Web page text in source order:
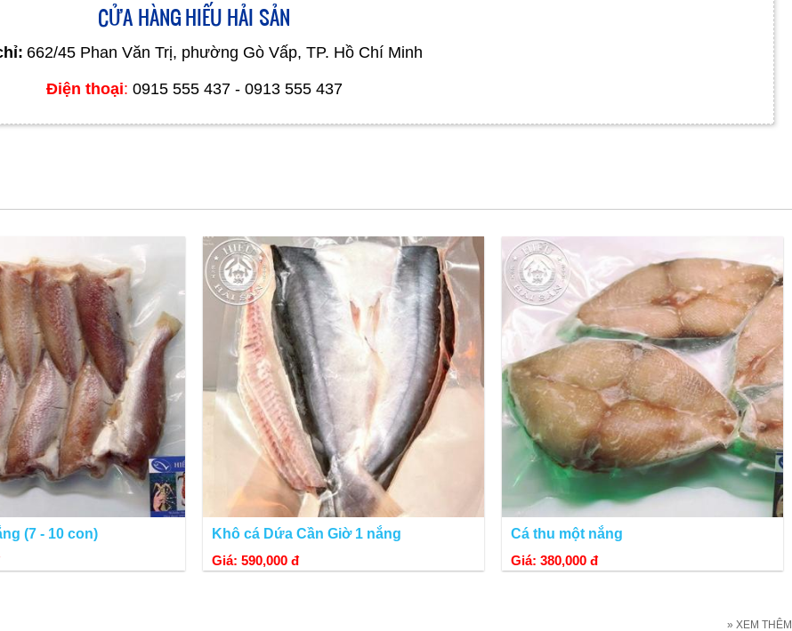
Hình ảnh cá lưỡi trâu một nắng
và phơi 1 nắng nên còn độ dẻo và thơm mùi nắng, khi chế biến không cần nêm muối sẽ bị mặn.
CỬA HÀNG HIẾU HẢI SẢN
662/45 Phan Văn Trị, phường Gò Vấp, TP. Hồ Chí Minh
Điện thoại: 0915 555 437 - 0913 555 437
(7 - 10 con)
Khô cá Dứa Cần Giờ 1 nắng
Giá: 590,000 đ
Cá thu một nắng
Giá: 380,000 đ
» XEM THÊM